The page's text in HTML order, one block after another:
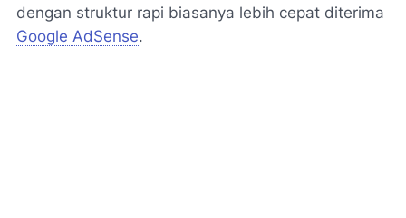
dengan struktur rapi biasanya lebih cepat diterima
Google AdSense.